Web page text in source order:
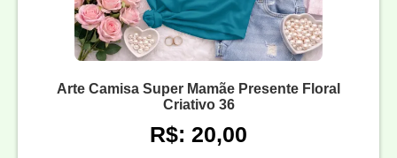
Arte Camisa Super Mamãe Presente Floral
Criativo 36
R$: 20,00